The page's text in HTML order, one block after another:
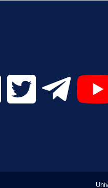
Facebook Digital UVa (se
Twitter Digital UVa
Telegram